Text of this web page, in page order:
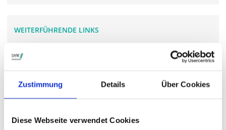
Zustimmung Details Über Cookies
Diese Webseite verwendet Cookies
WEITERFÜHRENDE LINKS
STIMMRECHTSVERTRETUNG DURCH DIE DSW
wichtigen Hauptversammlungen in Deutschland.